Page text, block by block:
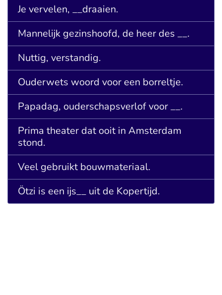
Je vervelen, __draaien.
Mannelijk gezinshoofd, de heer des __.
Nuttig, verstandig.
Ouderwets woord voor een borreltje.
Papadag, ouderschapsverlof voor __.
Prima theater dat ooit in Amsterdam
stond.
Veel gebruikt bouwmateriaal.
Ötzi is een ijs__ uit de Kopertijd.